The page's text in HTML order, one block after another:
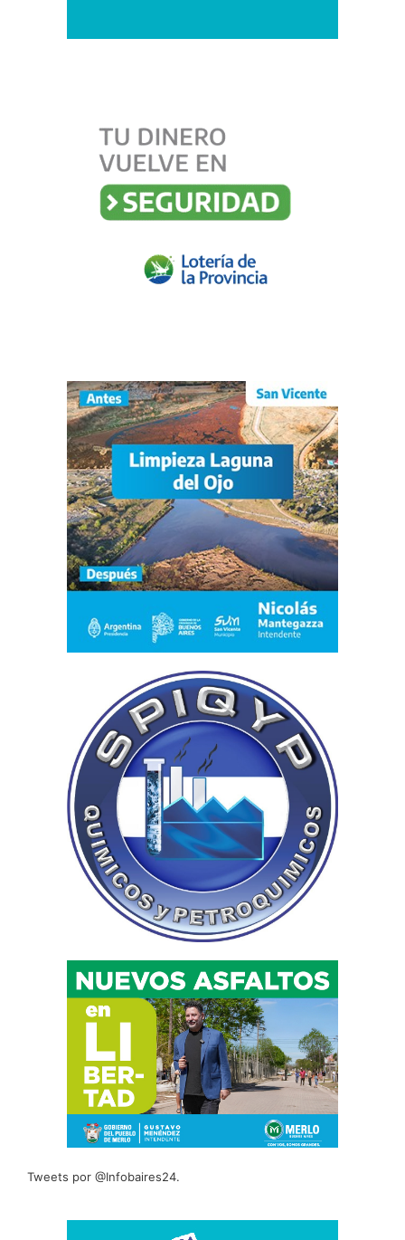
Tweets por @Infobaires24.